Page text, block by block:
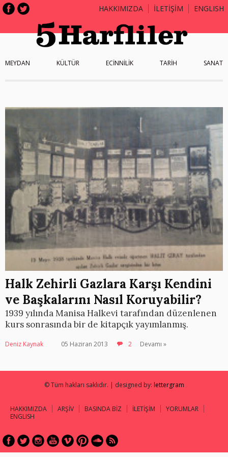
HAKKIMIZDA İLETİŞİM ENGLISH
MEYDAN KÜLTÜR ECİNNİLİK TARİH SANAT
Halk Zehirli Gazlara Karşı Kendini
ve Başkalarını Nasıl Koruyabilir?
1939 yılında Manisa Halkevi tarafından düzenlenen
kurs sonrasında bir de kitapçık yayımlanmış.
Deniz Kaynak 05 Haziran 2013 2 Devamı »
© Tüm hakları saklıdır. | designed by: lettergram
HAKKIMIZDA ARŞİV BASINDA BİZ İLETİŞİM
YORUMLAR
ENGLISH